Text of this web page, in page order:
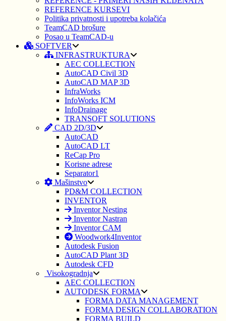
REFERENCE KURSEVI
Politika privatnosti i upotreba kolačića
TeamCAD brošure
Posao u TeamCAD-u
SOFTVER
INFRASTRUKTURA
AEC COLLECTION
AutoCAD Civil 3D
AutoCAD MAP 3D
InfraWorks
InfoWorks ICM
InfoDrainage
TRANSOFT SOLUTIONS
CAD 2D/3D
AutoCAD
AutoCAD LT
ReCap Pro
Korisne adrese
Separator1
Mašinstvo
PD&M COLLECTION
INVENTOR
Inventor Nesting
Inventor Nastran
Inventor CAM
Woodwork4Inventor
Autodesk Fusion
AutoCAD Plant 3D
Autodesk CFD
Visokogradnja
AEC COLLECTION
AUTODESK FORMA
FORMA DATA MANAGEMENT
FORMA DESIGN COLLABORATION
FORMA BUILD